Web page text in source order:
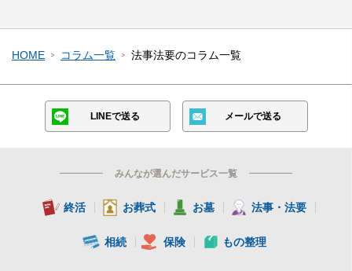
HOME コラム一覧 法事法要のコラム一覧
LINEで送る メールで送る
みんなが選んだサービス一覧
終活 お葬式 お墓 法事・法要
相続 保険 もの整理